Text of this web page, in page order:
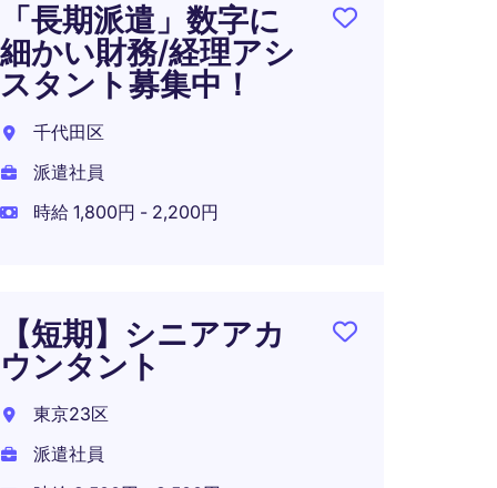
「長期派遣」数字に
細かい財務/経理アシ
スタント募集中！
千代田区
派遣社員
時給 1,800円 - 2,200円
【短期】シニアアカ
ウンタント
東京23区
派遣社員